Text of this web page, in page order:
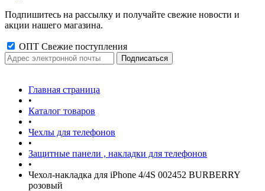
Подпишитесь на рассылку и получайте свежие новости и
акции нашего магазина.
ОПТ Свежие поступления
Главная страница
•
Каталог товаров
•
Чехлы для телефонов
•
Защитные панели , накладки для телефонов
•
Чехол-накладка для iPhone 4/4S 002452 BURBERRY
розовый